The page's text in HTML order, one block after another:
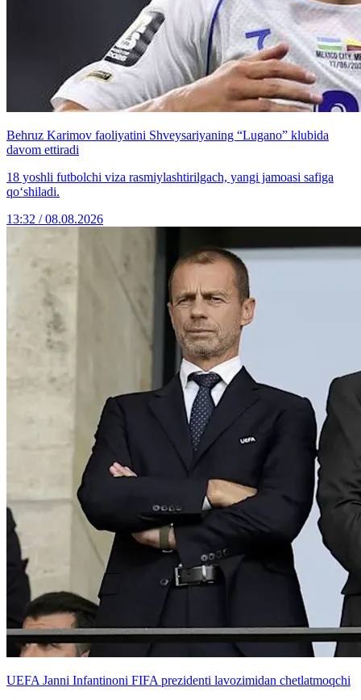
Behruz Karimov faoliyatini Shveysariyaning “Lugano” klubida
davom ettiradi
18 yoshli futbolchi viza rasmiylashtirilgach, yangi jamoasi safiga
qo‘shiladi.
13:32 / 08.08.2026
UEFA Janni Infantinoni FIFA prezidenti lavozimidan chetlatmoqchi